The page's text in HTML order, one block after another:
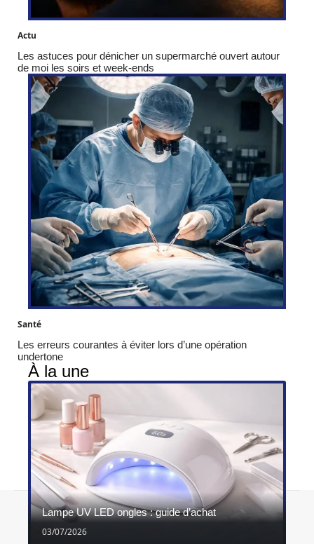
Actu
Les astuces pour dénicher un supermarché ouvert autour
de moi les soirs et week-ends
Santé
Les erreurs courantes à éviter lors d’une opération
undertone
À la une
Lampe UV LED ongles : guide d’achat
03/07/2026
Contact Mentions légales Sitemap